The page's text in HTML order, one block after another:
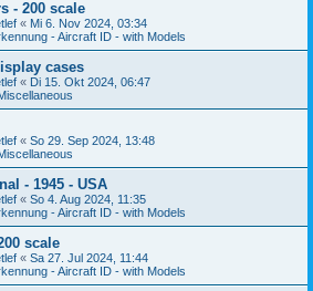
- 200 scale
« Mi 6. Nov 2024, 03:34
- Aircraft ID - with Models
cases
« Di 15. Okt 2024, 06:47
« So 29. Sep 2024, 13:48
- 1945 - USA
« So 4. Aug 2024, 11:35
- Aircraft ID - with Models
scale
« Sa 27. Jul 2024, 11:44
- Aircraft ID - with Models